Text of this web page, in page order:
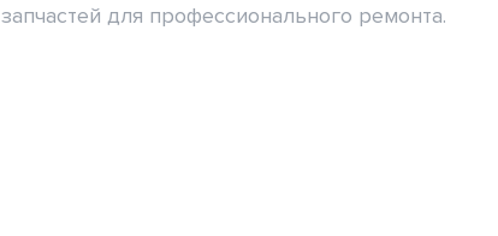
запчастей для профессионального ремонта.